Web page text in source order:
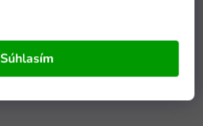
Súhlasím